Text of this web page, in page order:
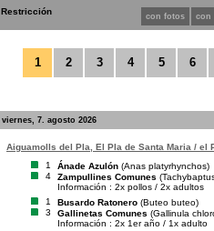
Restricción con fotos con
1 2 3 4 5 6
viernes, 7. agosto 2026
Aiguamolls del Pla, El Pla de Santa Maria / el
1
Ánade Azulón (Anas platyrhynchos)
4
Zampullines Comunes
Información : 2x pollos / 2x adultos
1
Busardo Ratonero (Buteo buteo)
3
Gallinetas Comunes (Gallinula
Información : 2x 1er año / 1x adulto